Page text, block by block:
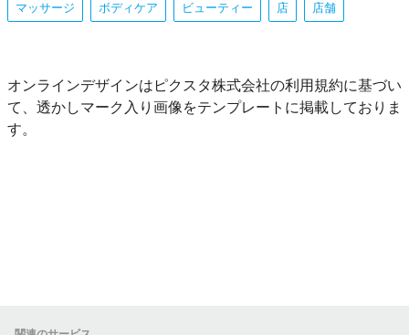
マッサージ ボディケア ビューティー 店 店舗
オンラインデザインはピクスタ株式会社の利用規約に基づい
て、透かしマーク入り画像をテンプレートに掲載しておりま
す。